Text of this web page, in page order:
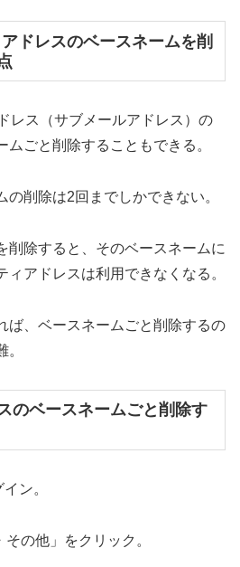
ドレスのベースネームを削
レス（サブメールアドレス）の
ごと削除することもできる。
削除は2回までしかできない。
除すると、そのベースネームに
アドレスは利用できなくなる。
、ベースネームごと削除するの
のベースネームごと削除す
ン。
の他」をクリック。